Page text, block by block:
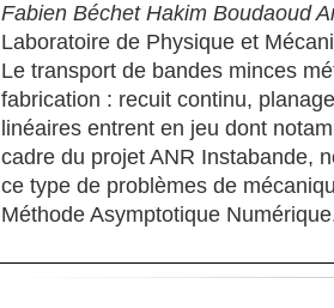
Fabien Béchet Hakim Boudaoud
Laboratoire de Physique et
Le transport de bandes minces
fabrication : recuit continu,
linéaires entrent en jeu dont
cadre du projet ANR Instabande,
ce type de problèmes de
Méthode Asymptotique